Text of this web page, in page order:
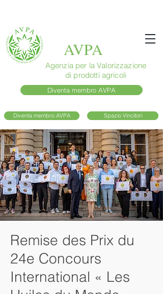
AVPA
Agenzia per la Valorizzazione
di prodotti agricoli
Diventa membro AVPA
Diventa membro AVPA Spazio Vincitori
Remise des Prix du
24e Concours
International « Les